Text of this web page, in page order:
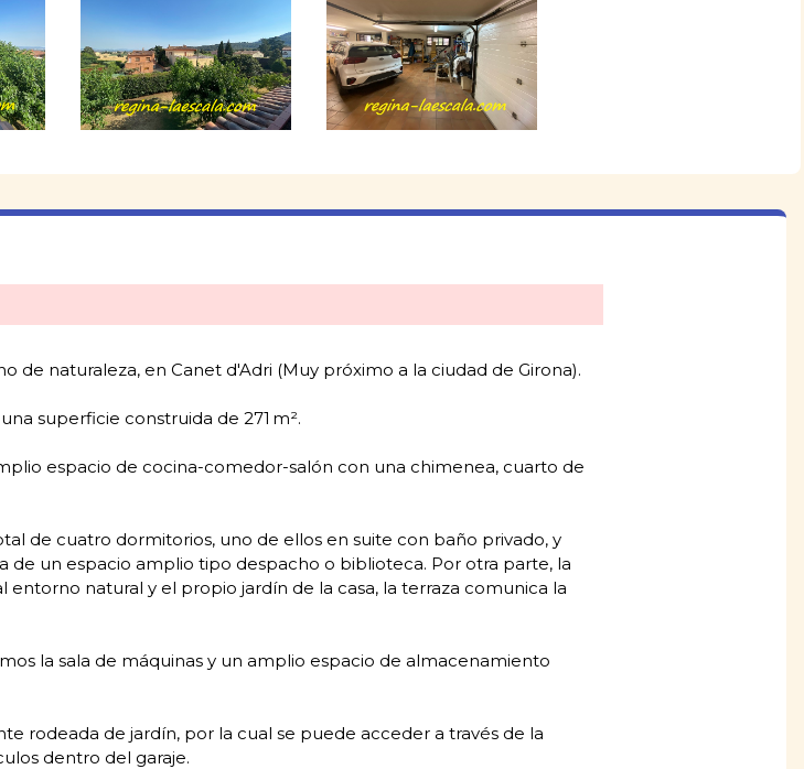
de naturaleza, en Canet d'Adri (Muy próximo a la ciudad de Girona).
superficie construida de 271 m².
espacio de cocina-comedor-salón con una chimenea, cuarto de
de cuatro dormitorios, uno de ellos en suite con baño privado, y
un espacio amplio tipo despacho o biblioteca. Por otra parte, la
natural y el propio jardín de la casa, la terraza comunica la
la sala de máquinas y un amplio espacio de almacenamiento
rodeada de jardín, por la cual se puede acceder a través de la
dentro del garaje.